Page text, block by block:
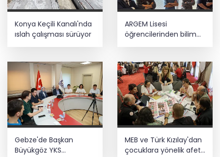
Konya Keçili Kanalı'nda
ıslah çalışması sürüyor
ARGEM Lisesi
öğrencilerinden bilim
ve teknolojide çifte
Gebze'de Başkan
Büyükgöz YKS
MEB ve Türk Kızılay'dan
çocuklara yönelik afet